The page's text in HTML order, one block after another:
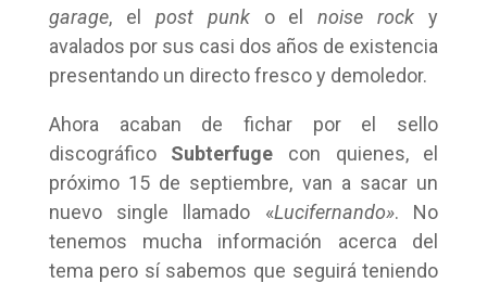
garage, el post punko elnoise rock y
avalados por sus casi dos años de existencia
presentando un directo fresco y demoledor.
Ahora acaban de fichar por el sello
discográfico Subterfuge con quienes, el
próximo 15 de septiembre, van a sacar un
nuevo single llamado «Lucifernando». No
tenemos mucha información acerca del
tema pero sí sabemos que seguirá teniendo